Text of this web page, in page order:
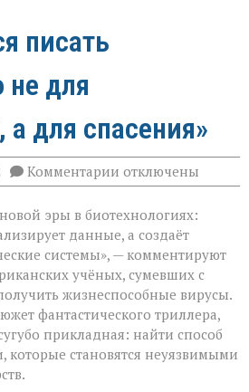
писать
для
для спасения»
Комментарии к
записи
научился
писать
вирусы — но
не
для
разрушения,
а
для
спасения»
отключены
эры в биотехнологиях:
данные, а создаёт
системы», — комментируют
учёных, сумевших с
жизнеспособные вирусы.
фантастического триллера,
прикладная: найти способ
которые становятся неуязвимыми